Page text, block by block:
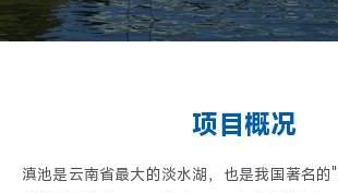
项目概况
滇池是云南省最大的淡水湖，也是我国著名的